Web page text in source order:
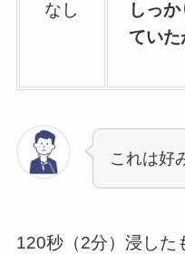
なし
しっ
ていた
これは好
120秒（2分）浸した